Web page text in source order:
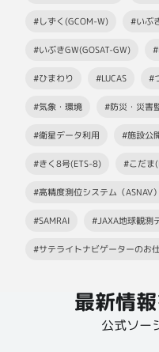
#しずく(GCOM-W) #いぶ
#いぶきGW(GOSAT-GW)
#ひまわり #LUCAS #
#気象・環境 #防災・災害
#衛星データ利用 #施設公
#きく8号(ETS-8) #こだま
#高精度測位システム（ASNAV）
#SAMRAI #JAXA地球観測
#サテライトナビゲーターのお
最新情
公式ソー